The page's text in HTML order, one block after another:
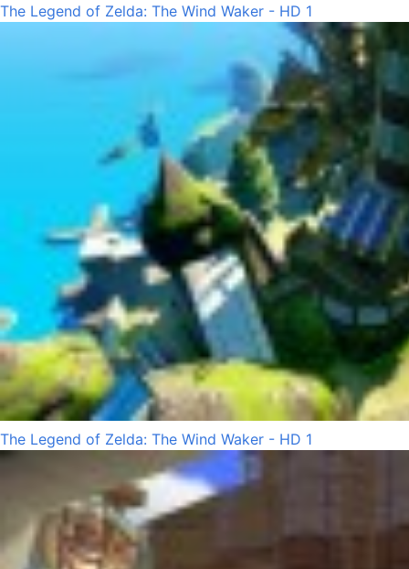
The Legend of Zelda: The Wind Waker - HD 1
The Legend of Zelda: The Wind Waker - HD 1